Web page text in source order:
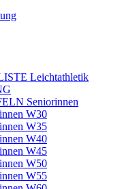
Leichtathletik
Seniorinnen
W30
W35
W40
W45
W50
W55